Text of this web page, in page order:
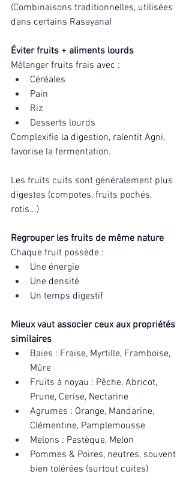
(Combinaisons traditionnelles, utilisées
dans certains Rasayana)
Éviter fruits + aliments lourds
Mélanger fruits frais avec :
Céréales
Pain
Riz
Desserts lourds
Complexifie la digestion, ralentit Agni,
favorise la fermentation.
Les fruits cuits sont généralement plus
digestes (compotes, fruits pochés,
rotis...)
Regrouper les fruits de même nature
Chaque fruit possède :
Une énergie
Une densité
Un temps digestif
Mieux vaut associer ceux aux propriétés
similaires
Baies : Fraise, Myrtille, Framboise,
Mûre
Fruits à noyau : Pêche, Abricot,
Prune, Cerise, Nectarine
Agrumes : Orange, Mandarine,
Clémentine, Pamplemousse
Melons : Pastèque, Melon
Pommes & Poires, neutres, souvent
bien tolérées (surtout cuites)